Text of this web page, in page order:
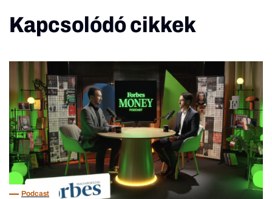
Kapcsolódó cikkek
Podcast